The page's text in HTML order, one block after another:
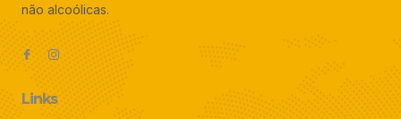
não alcoólicas.
Links